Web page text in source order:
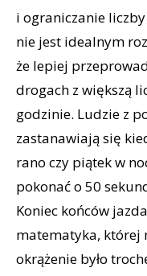
i ograniczanie
nie jest idealnym
że lepiej
drogach z większą
godzinie. Ludzie z
zastanawiają się
rano czy piątek w
pokonać o 50
Koniec końców
matematyka, której
okrążenie było